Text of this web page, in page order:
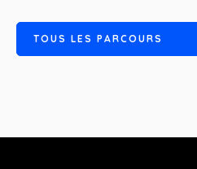
TOUS LE S PARCOURS